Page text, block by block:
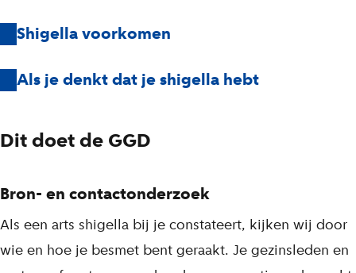
Shigella voorkomen
Als je denkt dat je shigella hebt
Dit doet de GGD
Bron- en contactonderzoek
Als een arts shigella bij je constateert, kijken wij door
wie en hoe je besmet bent geraakt. Je gezinsleden en